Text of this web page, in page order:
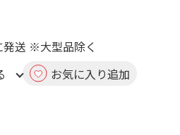
送 ※大型品除く
お気に入り追加